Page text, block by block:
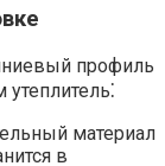
профиль
материал
в